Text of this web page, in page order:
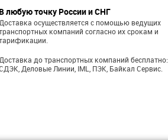
В любую точку России и СНГ
осуществляется с помощью ведущих
компаний согласно их срокам и
Доставка до транспортных компаний бесплатно:
Деловые Линии, IML, ПЭК, Байкал Сервис.